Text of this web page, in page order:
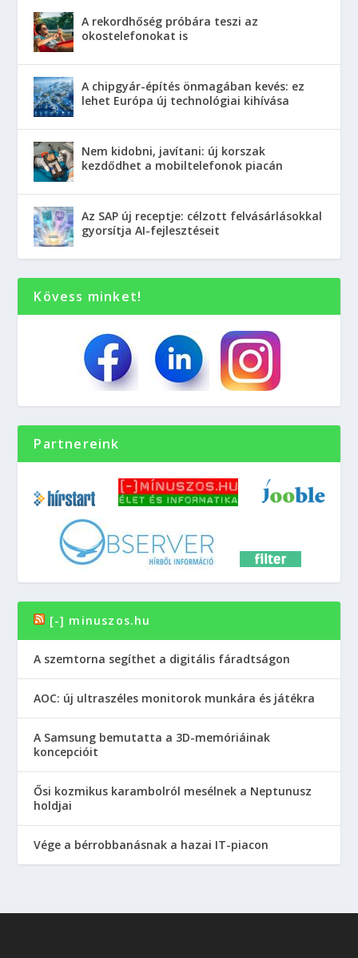
A rekordhőség próbára teszi az
okostelefonokat is
A chipgyár-építés önmagában kevés: ez
lehet Európa új technológiai kihívása
Nem kidobni, javítani: új korszak
kezdődhet a mobiltelefonok piacán
Az SAP új receptje: célzott felvásárlásokkal
gyorsítja AI-fejlesztéseit
Kövess minket!
Partnereink
[-] minuszos.hu
A szemtorna segíthet a digitális fáradtságon
AOC: új ultraszéles monitorok munkára és játékra
A Samsung bemutatta a 3D-memóriáinak
koncepcióit
Ősi kozmikus karambolról mesélnek a Neptunusz
holdjai
Vége a bérrobbanásnak a hazai IT-piacon